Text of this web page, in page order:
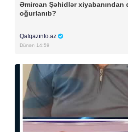
Əmircan Şəhidlər xiyabanından
oğurlanıb?
Qafqazinfo.az
Dünən 14:59